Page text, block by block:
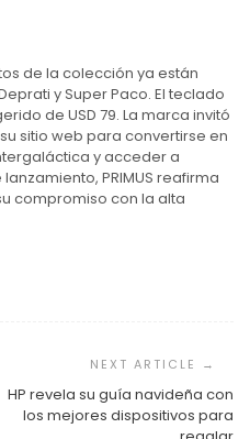
de la colección ya están
y Super Paco. El teclado
de USD 79. La marca invitó
sitio web para convertirse en
y acceder a
PRIMUS reafirma
compromiso con la alta
HP revela su guía navideña con
los mejores dispositivos para